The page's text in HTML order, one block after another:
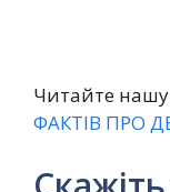
Читайте нашу
ФАКТІВ ПРО